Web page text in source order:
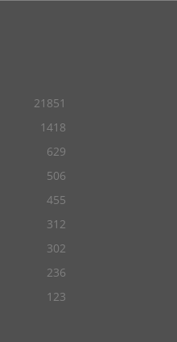
21851
1418
629
506
455
312
302
236
123